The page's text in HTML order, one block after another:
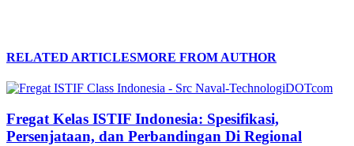
RELATED ARTICLESMORE FROM AUTHOR
Fregat Kelas ISTIF Indonesia: Spesifikasi,
Persenjataan, dan Perbandingan Di Regional